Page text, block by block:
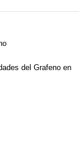
del Grafeno en